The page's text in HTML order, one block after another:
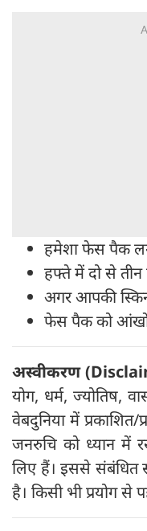
हमेशा फेस पैक
हफ्ते में दो से तीन
अगर आपकी
फेस पैक को
अस्वीकरण
योग, धर्म, ज्योतिष,
वेबदुनिया में
जनरुचि को ध्यान में
लिए हैं। इससे संबंधित
है। किसी भी प्रयोग